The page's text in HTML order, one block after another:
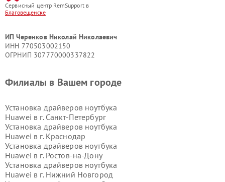
Сервисный центр RemSupport в
Благовещенске
ИП Черенков Николай Николаевич
ИНН 770503002150
ОГРНИП 307770000337822
Филиалы в Вашем городе
Установка драйверов ноутбука
Huawei в г. Санкт-Петербург
Установка драйверов ноутбука
Huawei в г. Краснодар
Установка драйверов ноутбука
Huawei в г. Ростов-на-Дону
Установка драйверов ноутбука
Huawei в г. Нижний Новгород